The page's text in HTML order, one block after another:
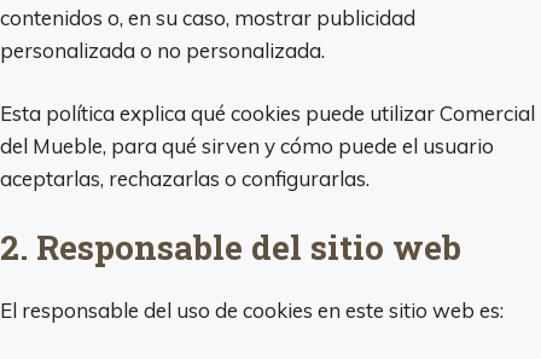
contenidos o, en su caso, mostrar publicidad
personalizada o no personalizada.
Esta política explica qué cookies puede utilizar Comercial
del Mueble, para qué sirven y cómo puede el usuario
aceptarlas, rechazarlas o configurarlas.
2. Responsable del sitio web
El responsable del uso de cookies en este sitio web es: